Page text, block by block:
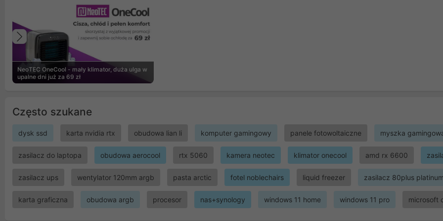
NeoTEC OneCool - mały klimator, duża ulga w
upalne dni już za 69 zł
Poprzedni
Często szukane
dysk ssd karta nvidia rtx obudowa lian li komputer gamingowy panele fotowoltaiczne myszka
zasilacz do laptopa obudowa aerocool rtx 5060 kamera neotec klimator onecool amd rx 6600
zasilacz ups wentylator 120mm argb pasta arctic fotel noblechairs liquid freezer zasilacz 80plus platinum
karta graficzna obudowa argb procesor nas+synology windows 11 home windows 11 pro microsoft